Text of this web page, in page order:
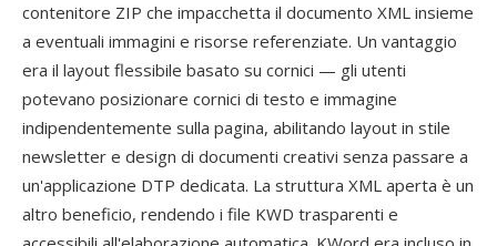
contenitore ZIP che impacchetta il documento XML insieme
a eventuali immagini e risorse referenziate. Un vantaggio
era il layout flessibile basato su cornici — gli utenti
potevano posizionare cornici di testo e immagine
indipendentemente sulla pagina, abilitando layout in stile
newsletter e design di documenti creativi senza passare a
un'applicazione DTP dedicata. La struttura XML aperta è un
altro beneficio, rendendo i file KWD trasparenti e